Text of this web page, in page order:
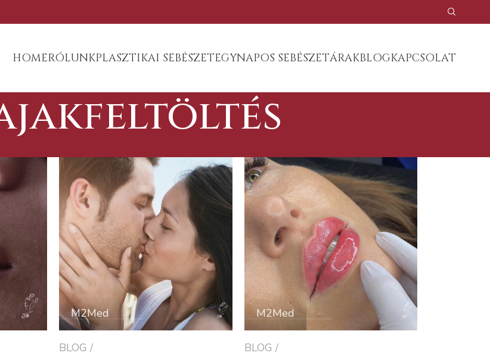
HOMERÓLUNKPLASZTIKAI SEBÉSZETEGYNAPOS SEBÉSZETÁRAKBLOGKAPCSOLAT
M2Med
BLOG
M2Med
BLOG